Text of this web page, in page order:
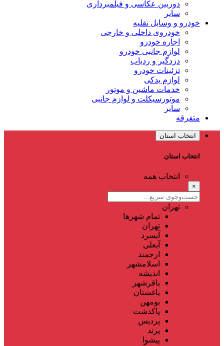
دوربین عکاسی و فیلمبرداری
سایر
خودرو و وسایل نقلیه
خودروی داخلی و خارجی
اجاره خودرو
لوازم جانبی خودرو
دزدگیر و ردیاب
تزئینات خودرو
لوازم یدکی
خدمات ماشین و موتور
موتورسیکلت و لوازم جانبی
سایر
متفرقه
انتخاب استان
انتخاب استان
انتخاب همه
×
تهران
تمام شهر‌ها
تهران
آبسرد
آبعلی
ارجمند
اسلامشهر
اندیشه
باقرشهر
باغستان
بومهن
پاکدشت
پردیس
پرند
پیشوا